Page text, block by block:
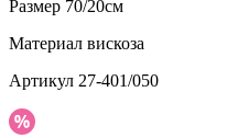
Размер 70/20см
Материал вискоза
Артикул 27-401/050